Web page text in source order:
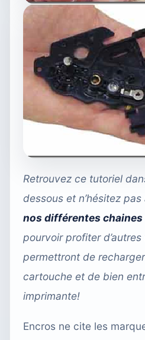
Retrouvez ce tutoriel
dessous et n’hésitez
nos différentes chaines
pourvoir profiter
permettront de
cartouche et de bien
imprimante!
Encros ne cite les